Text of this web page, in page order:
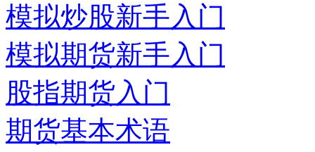
模拟炒股新手入门
模拟期货新手入门
股指期货入门
期货基本术语